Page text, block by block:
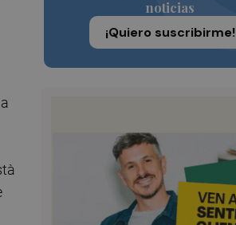
noticias
¡Quiero suscribirme!